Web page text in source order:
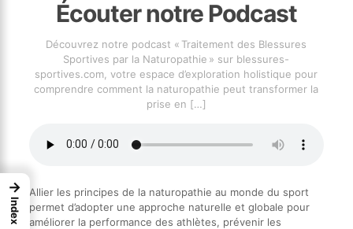
Écouter notre Podcast
Découvrez notre podcast « Traitement des Blessures
Sportives par la Naturopathie » sur blessures-
sportives.com, votre espace d’exploration holistique pour
comprendre comment la naturopathie peut transformer la
prise en […]
Allier les principes de la naturopathie au monde du sport
permet d’adopter une approche naturelle et globale pour
améliorer la performance des athlètes, prévenir les
→
Index